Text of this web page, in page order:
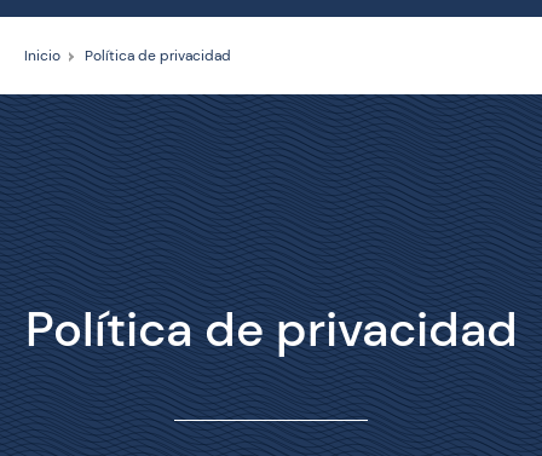
Inicio Política de privacidad
Política de privacidad